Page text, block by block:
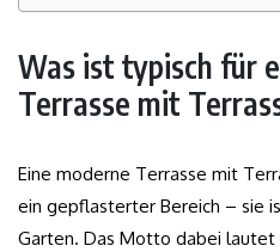
Was ist typisch für
Terrasse mit
Eine moderne Terrasse mit
ein gepflasterter Bereich – sie
Garten. Das Motto dabei lautet